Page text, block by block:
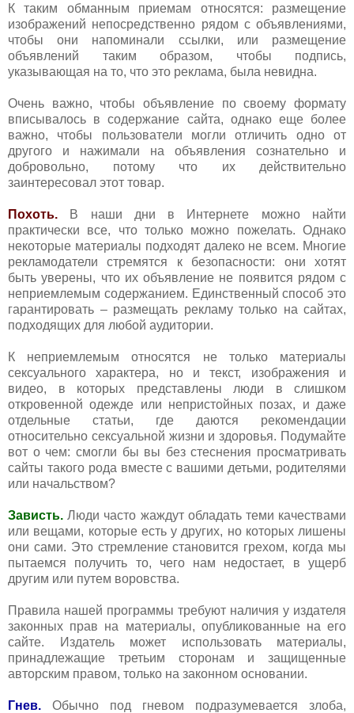
К таким обманным приемам относятся: размещение
изображений непосредственно рядом с объявлениями,
чтобы они напоминали ссылки, или размещение
объявлений таким образом, чтобы подпись,
указывающая на то, что это реклама, была невидна.
Очень важно, чтобы объявление по своему формату
вписывалось в содержание сайта, однако еще более
важно, чтобы пользователи могли отличить одно от
другого и нажимали на объявления сознательно и
добровольно, потому что их действительно
заинтересовал этот товар.
Похоть. В наши дни в Интернете можно найти
практически все, что только можно пожелать. Однако
некоторые материалы подходят далеко не всем. Многие
рекламодатели стремятся к безопасности: они хотят
быть уверены, что их объявление не появится рядом с
неприемлемым содержанием. Единственный способ это
гарантировать – размещать рекламу только на сайтах,
подходящих для любой аудитории.
К неприемлемым относятся не только материалы
сексуального характера, но и текст, изображения и
видео, в которых представлены люди в слишком
откровенной одежде или непристойных позах, и даже
отдельные статьи, где даются рекомендации
относительно сексуальной жизни и здоровья. Подумайте
вот о чем: смогли бы вы без стеснения просматривать
сайты такого рода вместе с вашими детьми, родителями
или начальством?
Зависть.Люди часто жаждут обладать теми качествами
или вещами, которые есть у других, но которых лишены
они сами. Это стремление становится грехом, когда мы
пытаемся получить то, чего нам недостает, в ущерб
другим или путем воровства.
Правила нашей программы требуют наличия у издателя
законных прав на материалы, опубликованные на его
сайте. Издатель может использовать материалы,
принадлежащие третьим сторонам и защищенные
авторским правом, только на законном основании.
Гнев. Обычно под гневом подразумевается злоба,